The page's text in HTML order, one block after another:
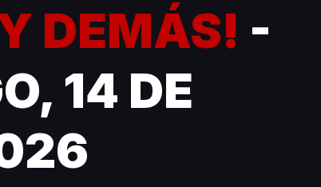
DEMÁS! -
14 DE